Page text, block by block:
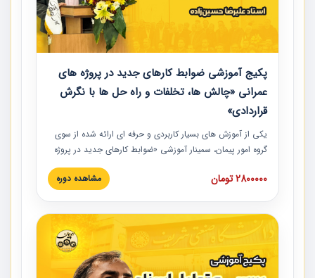
پکیج آموزشی ضوابط کارهای جدید در پروژه های
عمرانی «چالش ها، تخلفات و راه حل ها با نگرش
قراردادی»
یکی از آموزش‏‏‏‏‏‏ های بسیار کاربردی و حرفه‏ ای ارائه شده از سوی
گروه امور پیمان، سمینار آموزشی «ضوابط کارهای جدید در پروژه
های عمرانی» چالش ها، تخلفات و راه حل ها با نگرش قراردادی
است که در محل سندیکای شرکت های ساختمانی کشور ارائه شد.
مدارک پیمان به همراه تجربیات عملی ارائه شده است.
2800000 تومان مشاهده دوره